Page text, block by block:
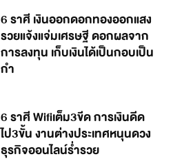
6 ราศี เงินออกดอกทองออกแสง
รวยแจ้งแจ่มเศรษฐี ดอกผลจาก
การลงทุน เก็บเงินได้เป็นกอบเป็น
กำ
6 ราศี Wifiเต็ม3ขีด การเงินดีด
ไป3ขั้น งานต่างประเทศหนุนดวง
ธุรกิจออนไลน์ร่ำรวย